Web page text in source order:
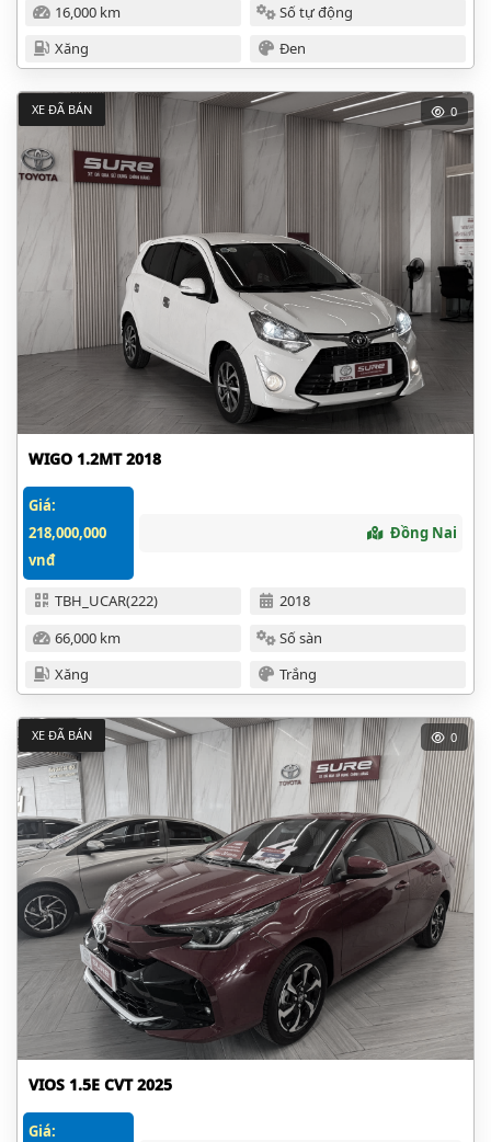
16,000 km
Số tự động
Xăng
Đen
WIGO 1.2MT 2018
Giá:
218,000,000
vnđ
Đồng Nai
TBH_UCAR(222)
2018
66,000 km
Số sàn
Xăng
Trắng
XE ĐÃ BÁN 0
VIOS 1.5E CVT 2025
Giá:
XE ĐÃ BÁN 0